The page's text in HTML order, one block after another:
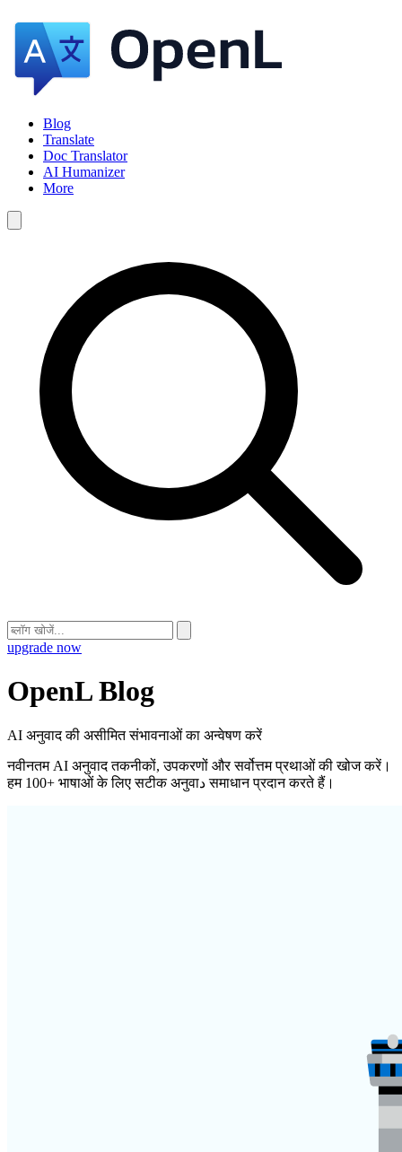
Blog
Translate
Doc Translator
AI Humanizer
More
upgrade now
OpenL Blog
AI अनुवाद की असीमित संभावनाओं का अन्वेषण करें
नवीनतम AI अनुवाद तकनीकों, उपकरणों और सर्वोत्तम प्रथाओं की खोज करें।
हम 100+ भाषाओं के लिए सटीक अनुवाد समाधान प्रदान करते हैं।